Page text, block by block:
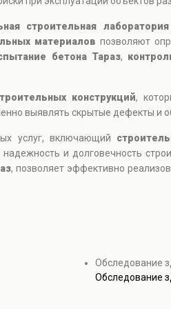
строительная
материалов позволяют
бетона Тараз,
конструкций,
выявлять скрытые дефекты и
услуг, включающий
и долговечность
, позволяет эффективно
Обследование
Обследование